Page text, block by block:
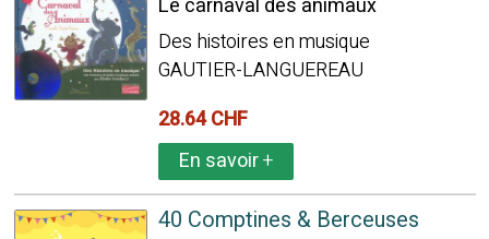
Le carnaval des animaux
Des histoires en musique
GAUTIER-LANGUEREAU
28.64 CHF
En savoir+
40 Comptines & Berceuses